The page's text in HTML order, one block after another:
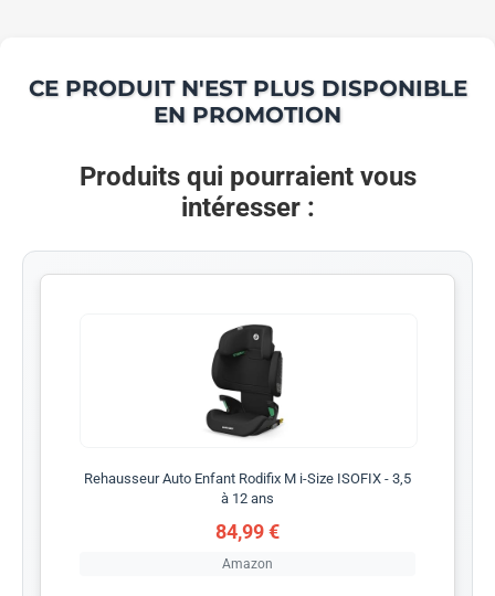
CE PRODUIT N'EST PLUS DISPONIBLE
EN PROMOTION
Produits qui pourraient vous
intéresser :
Rehausseur Auto Enfant Rodifix M i-Size ISOFIX - 3,5
à 12 ans
84,99 €
Amazon